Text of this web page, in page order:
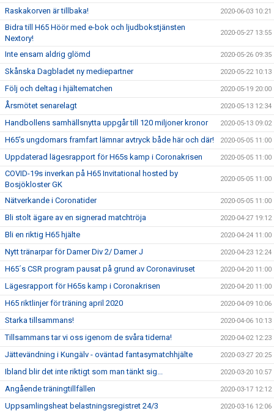
Raskakorven är tillbaka! 2020-06-03 10:21
Bidra till H65 Höör med e-bok och ljudbokstjänsten
Nextory!
2020-05-27 13:55
Inte ensam aldrig glömd 2020-05-26 09:35
Skånska Dagbladet ny mediepartner 2020-05-22 10:13
Följ och deltag i hjältematchen 2020-05-19 20:00
Årsmötet senarelagt 2020-05-13 12:34
Handbollens samhällsnytta uppgår till 120 miljoner kronor 2020-05-13 09:02
H65’s ungdomars framfart lämnar avtryck både här och där! 2020-05-05 11:00
Uppdaterad lägesrapport för H65s kamp i Coronakrisen 2020-05-05 11:00
COVID-19s inverkan på H65 Invitational hosted by
Bosjökloster GK
2020-05-05 11:00
Nätverkande i Coronatider 2020-05-05 11:00
Bli stolt ägare av en signerad matchtröja 2020-04-27 19:12
Bli en riktig H65 hjälte 2020-04-24 11:00
Nytt tränarpar för Damer Div 2/ Damer J 2020-04-23 12:24
H65´s CSR program pausat på grund av Coronaviruset 2020-04-20 11:00
Lägesrapport för H65s kamp i Coronakrisen 2020-04-20 11:00
H65 riktlinjer för träning april 2020 2020-04-09 10:06
Starka tillsammans! 2020-04-06 10:13
Tillsammans tar vi oss igenom de svåra tiderna! 2020-04-02 12:23
Jättevändning i Kungälv - oväntad fantasymatchhjälte 2020-03-27 20:25
Ibland blir det inte riktigt som man tänkt sig... 2020-03-20 10:57
Angående träningtillfällen 2020-03-17 12:12
Uppsamlingsheat belastningsregistret 24/3 2020-03-16 12:06